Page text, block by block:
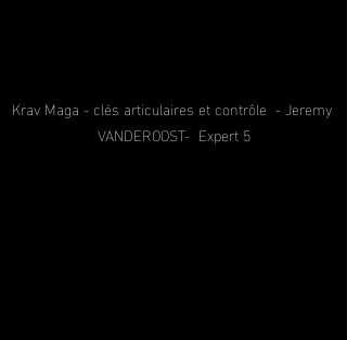
Krav Maga - clés articulaires et contrôle  - Jeremy
VANDEROOST-  Expert 5